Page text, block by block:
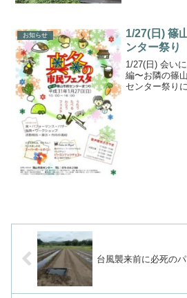
お知らせ
1/27(日) 篠
ンター祭り
1/27(日) 会い
編〜お隣の篠
センター祭り
台風襲来前に必死の